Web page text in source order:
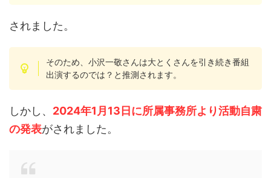
されました。
そのため、小沢一敬さんは大とくさんを引き続き番組
出演するのでは？と推測されます。
しかし、 2024年1月13日に所属事務所より活動自粛
の発表がされました。